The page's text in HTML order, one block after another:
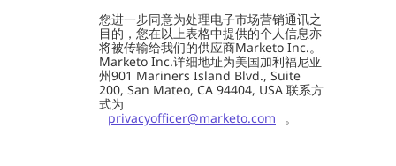
您进一步同意为处理电子市场营销通讯之
目的，您在以上表格中提供的个人信息亦
将被传输给我们的供应商Marketo Inc.。
Marketo Inc.详细地址为美国加利福尼亚
州901 Mariners Island Blvd., Suite
200, San Mateo, CA 94404, USA 联系方
式为
privacyofficer@marketo.com
。